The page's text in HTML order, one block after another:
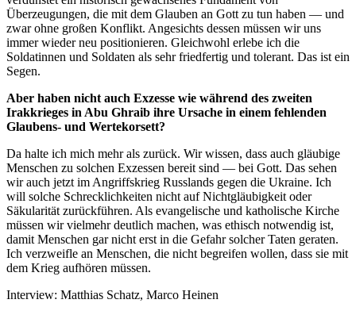
Überzeugungen, die mit dem Glauben an Gott zu tun haben — und
zwar ohne großen Konflikt. Angesichts dessen müssen wir uns
immer wieder neu positionieren. Gleichwohl erlebe ich die
Soldatinnen und Soldaten als sehr friedfertig und tolerant. Das ist ein
Segen.
Aber haben nicht auch Exzesse wie während des zweiten
Irakkrieges in Abu Ghraib ihre Ursache in einem fehlenden
Glaubens- und Wertekorsett?
Da halte ich mich mehr als zurück. Wir wissen, dass auch gläubige
Menschen zu solchen Exzessen bereit sind — bei Gott. Das sehen
wir auch jetzt im Angriffskrieg Russlands gegen die Ukraine. Ich
will solche Schrecklichkeiten nicht auf Nichtgläubigkeit oder
Säkularität zurückführen. Als evangelische und katholische Kirche
müssen wir vielmehr deutlich machen, was ethisch notwendig ist,
damit Menschen gar nicht erst in die Gefahr solcher Taten geraten.
Ich verzweifle an Menschen, die nicht begreifen wollen, dass sie mit
dem Krieg aufhören müssen.
Interview: Matthias Schatz, Marco Heinen